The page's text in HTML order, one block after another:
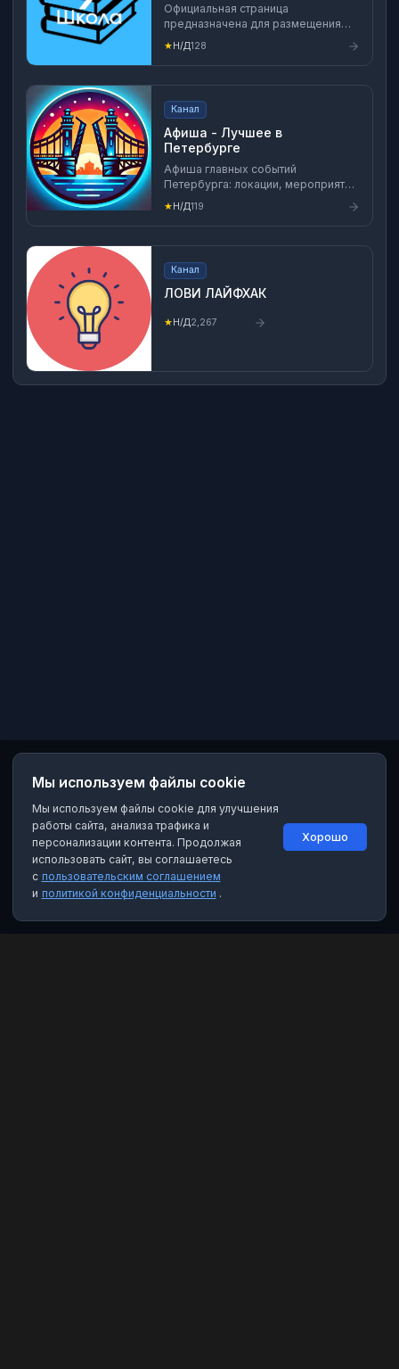
Официальная страница
предназначена для размещения
актуальных материалов,
достижениях учащихся и
педагогов, мероприятиях,
происходящих в сфере
образования, а также важных
событиях в жизни Пензенской
области. ✅ ВК
https://vk.com/club211393829
★Н/Д128
Канал
Афиша - Лучшее в
Петербурге
Афиша главных событий
Петербурга: локации, мероприятия
и маршруты По всем вопросам:
https://t.me/MegaMax_TG
★ Н/Д119
Канал
ЛОВИ ЛАЙФХАК
★Н/Д2,267
Мы используем файлы cookie
Мы используем файлы cookie для улучшения
работы сайта, анализа трафика и
персонализации контента. Продолжая
использовать сайт, вы соглашаетесь
с пользовательским соглашением
и политикой конфиденциальности .
Хорошо